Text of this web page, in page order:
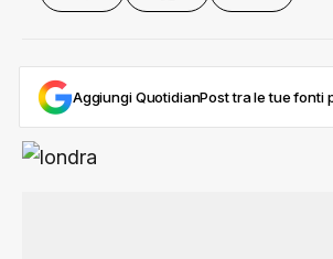
Aggiungi QuotidianPost tra le tue fonti